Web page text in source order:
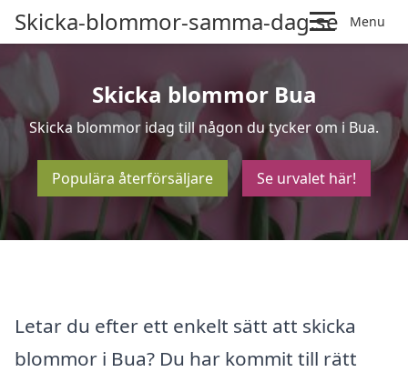
Skicka-blommor-samma-dag.se Menu
Skicka blommor Bua
Skicka blommor idag till någon du tycker om i Bua.
Populära återförsäljare Se urvalet här!
Letar du efter ett enkelt sätt att skicka
blommor i Bua? Du har kommit till rätt